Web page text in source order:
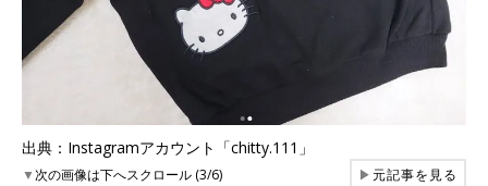
出典：Instagramアカウント「chitty.111」
▼次の画像は下へスクロール (3/6) ▶元記事を見る